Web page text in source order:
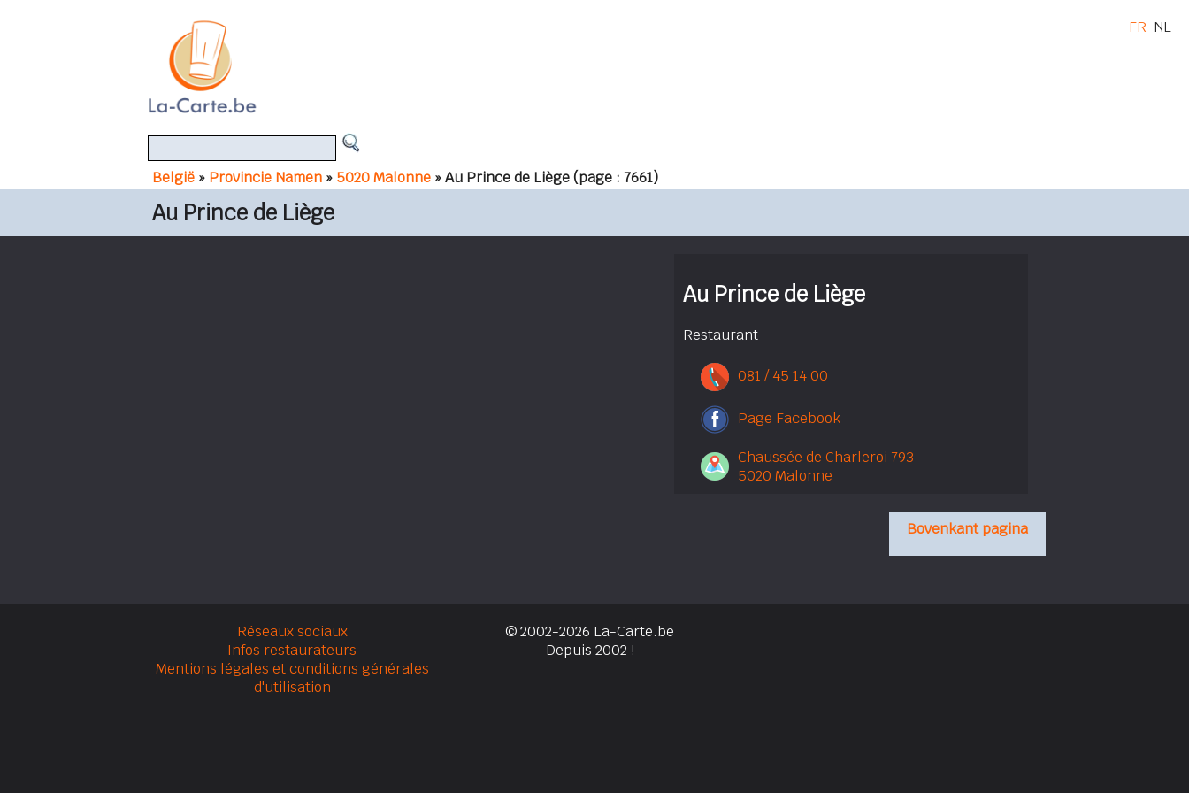
België » Provincie Namen » 5020 Malonne » Au Prince de Liège(page : 7661)
FR NL
Au Prince de Liège
Au Prince de Liège
Restaurant
081 / 45 14 00
Page Facebook
Chaussée de Charleroi 793
5020 Malonne
Bovenkant pagina
Réseaux sociaux
Infos restaurateurs
Mentions légales et conditions générales
d'utilisation
© 2002-2026 La-Carte.be
Depuis 2002 !